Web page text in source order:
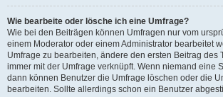
Wie bearbeite oder lösche ich eine Umfrage?
Wie bei den Beiträgen können Umfragen nur vom
einem Moderator oder einem Administrator bearbeitet
Umfrage zu bearbeiten, ändere den ersten Beitrag des
immer mit der Umfrage verknüpft. Wenn niemand eine
dann können Benutzer die Umfrage löschen oder die
bearbeiten. Sollte allerdings schon ein Benutzer